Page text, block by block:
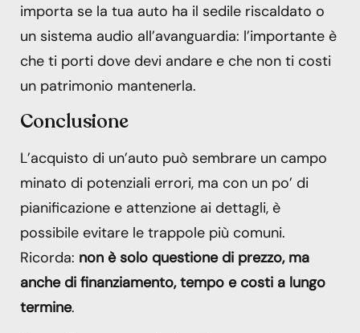
importa se la tua auto ha il sedile riscaldato o
un sistema audio all’avanguardia: l’importante è
che ti porti dove devi andare e che non ti costi
un patrimonio mantenerla.
Conclusione
L’acquisto di un’auto può sembrare un campo
minato di potenziali errori, ma con un po’ di
pianificazione e attenzione ai dettagli, è
possibile evitare le trappole più comuni.
Ricorda: non è solo questione di prezzo, ma
anche di finanziamento, tempo e costi a lungo
termine.